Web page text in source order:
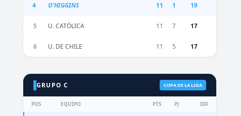
4 O'HIGGINS 11 1 19
5 U. CATÓLICA 11 7 17
6 U. DE CHILE 11 5 17
GRUPO C COPA DE LA LIGA
POS EQUIPO PTS PJ DIF